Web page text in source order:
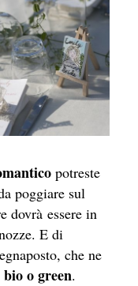
potreste
poggiare sul
dovrà essere in
E di
che ne
o green.